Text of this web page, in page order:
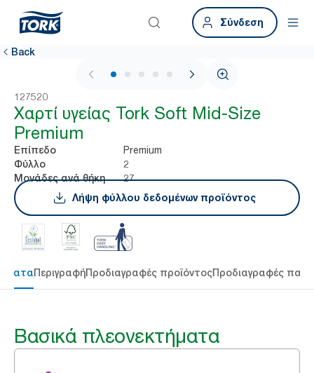
Σύνδεση
Back
1 / 5
127520
Χαρτί υγείας Tork Soft Mid-Size
Premium
Επίπεδο Premium
Φύλλο 2
Μονάδες ανά θήκη
27
Λήψη φύλλου δεδομένων προϊόντος
ΠεριγραφήΠροδιαγραφές προϊόντοςΠροδιαγραφές
Βασικά πλεονεκτήματα